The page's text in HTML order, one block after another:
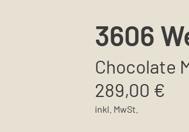
3606
Chocolate
289,00 €
inkl. MwSt.